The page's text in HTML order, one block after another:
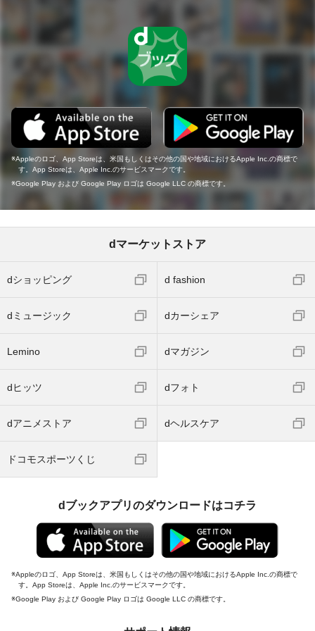
Appleのロゴ、App Storeは、米国もしくはその他の国や地域におけるApple Inc.の商標で
す。App Storeは、Apple Inc.のサービスマークです。
Google Play および Google Play ロゴは Google LLC の商標です。
dマーケットストア
dショッピング d fashion
dミュージック dカーシェア
Lemino dマガジン
dヒッツ dフォト
dアニメストア dヘルスケア
ドコモスポーツくじ
dブックアプリのダウンロードはコチラ
Appleのロゴ、App Storeは、米国もしくはその他の国や地域におけるApple Inc.の商標で
す。App Storeは、Apple Inc.のサービスマークです。
Google Play および Google Play ロゴは Google LLC の商標です。